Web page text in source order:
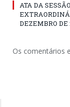
ATA DA SESSÃO
DEZEMBRO DE
Os comentários